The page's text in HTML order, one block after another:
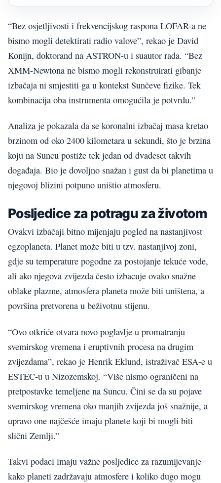
“Bez osjetljivosti i frekvencijskog raspona LOFAR-a ne
bismo mogli detektirati radio valove”, rekao je David
Konijn, doktorand na ASTRON-u i suautor rada. “Bez
XMM-Newtona ne bismo mogli rekonstruirati gibanje
izbačaja ni smjestiti ga u kontekst Sunčeve fizike. Tek
kombinacija oba instrumenta omogućila je potvrdu.”
Analiza je pokazala da se koronalni izbačaj masa kretao
brzinom od oko 2400 kilometara u sekundi, što je brzina
koju na Suncu postiže tek jedan od dvadeset takvih
događaja. Bio je dovoljno snažan i gust da bi planetima u
njegovoj blizini potpuno uništio atmosferu.
Posljedice za potragu za životom
Ovakvi izbačaji bitno mijenjaju pogled na nastanjivost
egzoplaneta. Planet može biti u tzv. nastanjivoj zoni,
gdje su temperature pogodne za postojanje tekuće vode,
ali ako njegova zvijezda često izbacuje ovako snažne
oblake plazme, atmosfera planeta može biti uništena, a
površina pretvorena u beživotnu stijenu.
“Ovo otkriće otvara novo poglavlje u promatranju
svemirskog vremena i eruptivnih procesa na drugim
zvijezdama”, rekao je Henrik Eklund, istraživač ESA-e u
ESTEC-u u Nizozemskoj. “Više nismo ograničeni na
pretpostavke temeljene na Suncu. Čini se da su pojave
svemirskog vremena oko manjih zvijezda još snažnije, a
upravo one najčešće imaju planete koji bi mogli biti
slični Zemlji.”
Takvi podaci imaju važne posljedice za razumijevanje
kako planeti zadržavaju atmosfere i koliko dugo mogu